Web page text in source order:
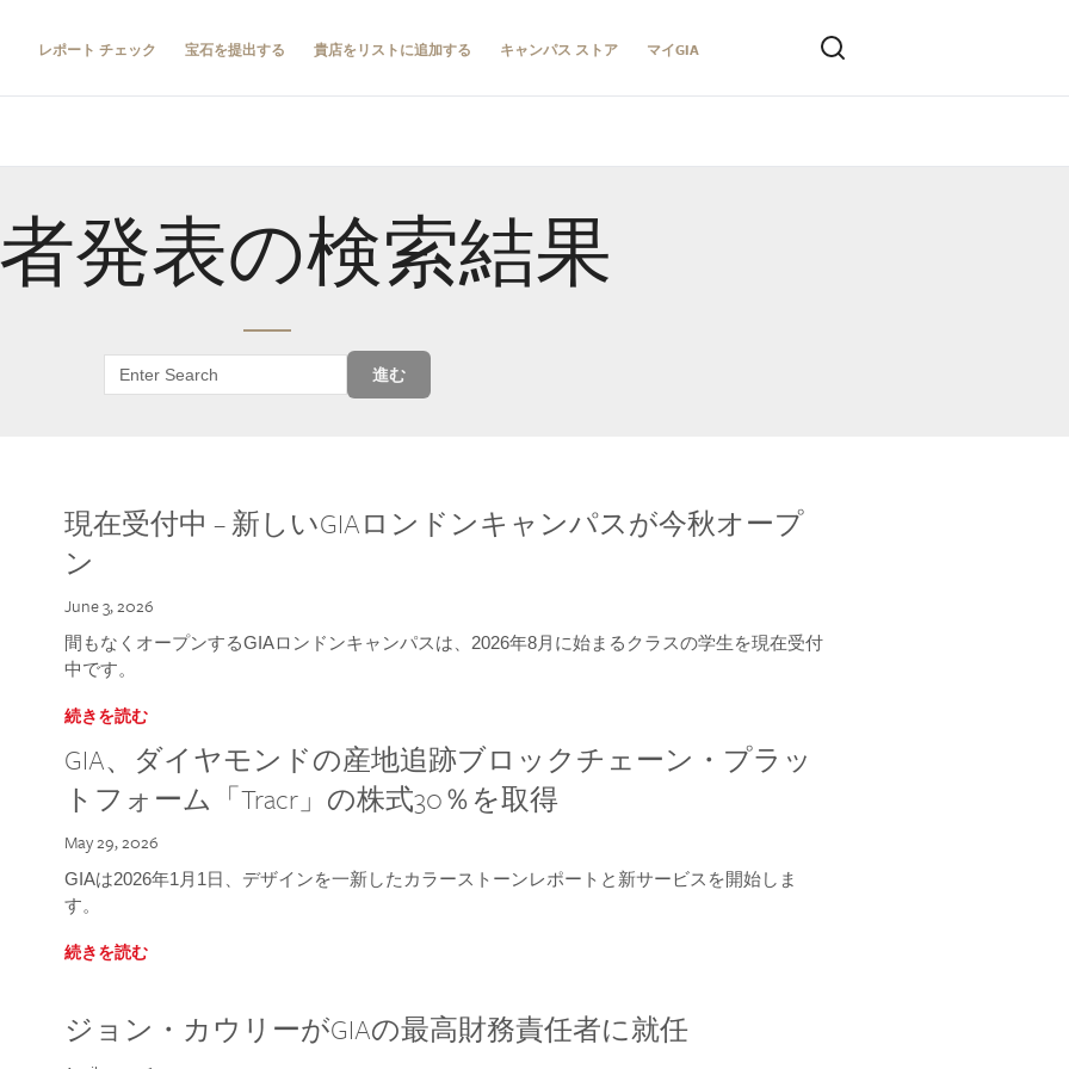
レポート チェック 宝石を提出する 貴店をリストに追加する キャンパス ストア マイGIA
発表の検索結果
進む
現在受付中 – 新しいGIAロンドンキャンパスが今秋オープ
ン
June 3, 2026
間もなくオープンするGIAロンドンキャンパスは、2026年8月に始まるクラスの学生を現在受付
中です。
続きを読む
GIA、ダイヤモンドの産地追跡ブロックチェーン・プラッ
トフォーム「Tracr」の株式30％を取得
May 29, 2026
GIAは2026年1月1日、デザインを一新したカラーストーンレポートと新サービスを開始しま
す。
続きを読む
ジョン・カウリーがGIAの最高財務責任者に就任